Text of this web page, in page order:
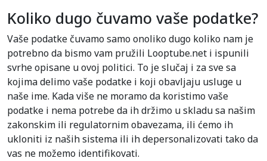
Koliko dugo čuvamo vaše podatke?
Vaše podatke čuvamo samo onoliko dugo koliko nam je
potrebno da bismo vam pružili Looptube.net i ispunili
svrhe opisane u ovoj politici. To je slučaj i za sve sa
kojima delimo vaše podatke i koji obavljaju usluge u
naše ime. Kada više ne moramo da koristimo vaše
podatke i nema potrebe da ih držimo u skladu sa našim
zakonskim ili regulatornim obavezama, ili ćemo ih
ukloniti iz naših sistema ili ih depersonalizovati tako da
vas ne možemo identifikovati.